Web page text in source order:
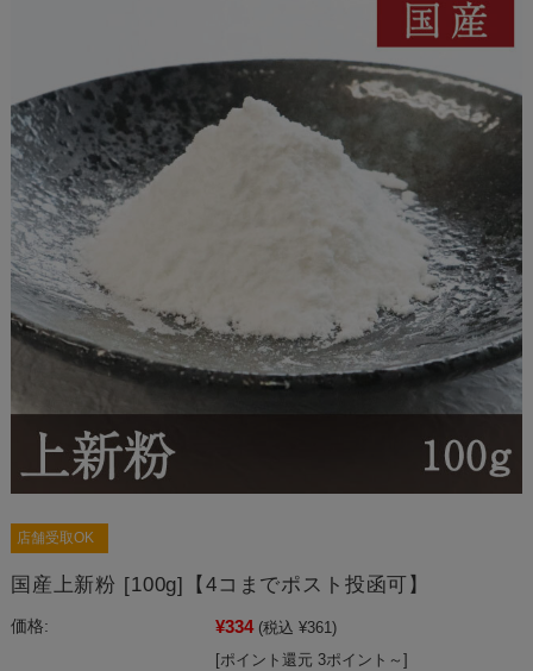
店舗受取OK
国産上新粉 [100g]【4コまでポスト投函可】
価格: ¥334 (税込 ¥361)
[ポイント還元 3ポイント～]